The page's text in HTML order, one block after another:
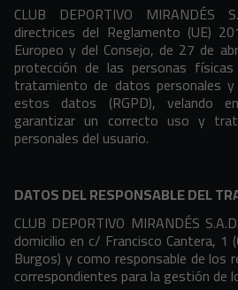
CLUB DEPORTIVO
directrices del Reglamento (UE)
Europeo y del Consejo, de 27 de
protección de las personas
tratamiento de datos personales
estos datos (RGPD), velando
garantizar un correcto uso y
personales del usuario.
DATOS DEL RESPONSABLE DEL
CLUB DEPORTIVO MIRANDÉS
domicilio en c/ Francisco Cantera, 1
Burgos) y como responsable de
correspondientes para la gestión de